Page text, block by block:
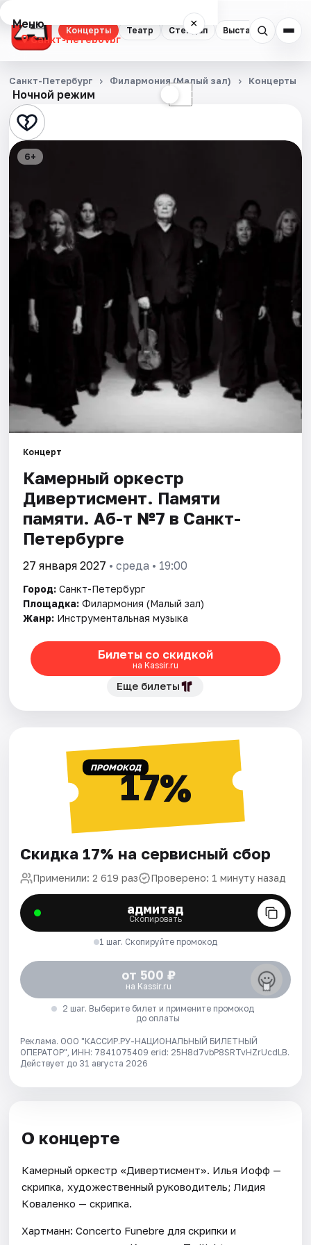
Концерты Театр Стендап Выставки
Меню ×
Санкт-Петербург
Концерты
Театр
Стендап
Квесты
Экскурсии
События
Площадки
Артисты
Ночной режим ☾
Санкт-Петербург Филармония (Малый зал) Концерты
6+
Концерт
Камерный оркестр
Дивертисмент. Памяти
памяти. Аб-т №7 в Санкт-
Петербурге
27 января 2027 • среда • 19:00
Город: Санкт-Петербург
Площадка: Филармония (Малый зал)
Жанр: Инструментальная музыка
Билеты со скидкой
на Kassir.ru
Еще билеты
ПРОМОКОД17%
Скидка 17% на сервисный сбор
Применили: 2 619 раз Проверено: 1 минуту назад
адмитад
Скопировать
1 шаг. Скопируйте промокод
от 500 ₽
на Kassir.ru
2 шаг. Выберите билет и примените промокод
до оплаты
Реклама. ООО "КАССИР.РУ-НАЦИОНАЛЬНЫЙ БИЛЕТНЫЙ
ОПЕРАТОР", ИНН: 7841075409 erid: 25H8d7vbP8SRTvHZrUcdLB.
Действует до 31 августа 2026
О концерте
Камерный оркестр «Дивертисмент». Илья Иофф —
скрипка, художественный руководитель; Лидия
Коваленко — скрипка.
Хартманн: Concerto Funebre для скрипки и